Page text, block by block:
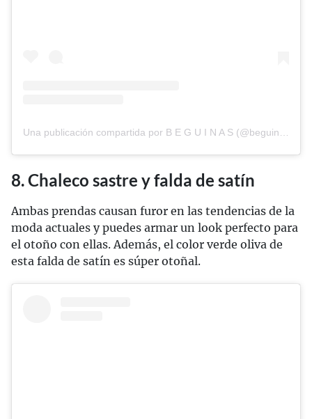
Una publicación compartida por B E G U I N A S (@beguinas.brand)
8. Chaleco sastre y falda de satín
Ambas prendas causan furor en las tendencias de la
moda actuales y puedes armar un look perfecto para
el otoño con ellas. Además, el color verde oliva de
esta falda de satín es súper otoñal.